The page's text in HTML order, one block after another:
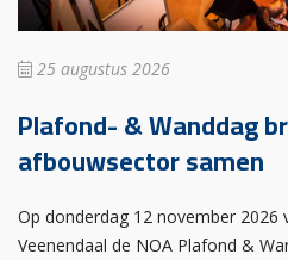
25 augustus 2026
Plafond- & Wanddag
afbouwsector samen
Op donderdag 12 november 2026
Veenendaal de NOA Plafond &